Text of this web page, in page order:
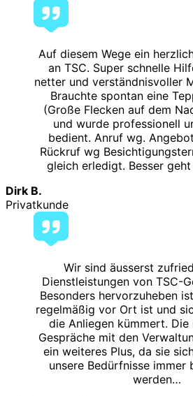
Auf diesem Wege ein
an TSC. Super schnelle
netter und verständnisvoller
Brauchte spontan eine
(Große Flecken auf dem
und wurde professionell
bedient. Anruf wg.
Rückruf wg
gleich erledigt. Besser geht
Dirk B.
Privatkunde
Wir sind äusserst
Dienstleistungen von TSC-
Besonders hervorzuheben
regelmäßig vor Ort ist und
die Anliegen kümmert. Die
Gespräche mit den
ein weiteres Plus, da sie
unsere Bedürfnisse immer
werden…